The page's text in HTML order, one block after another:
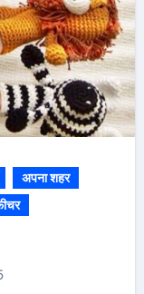
अपना शहर